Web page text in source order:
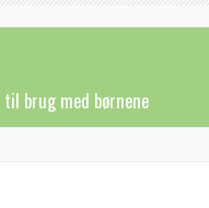
til brug med børnene